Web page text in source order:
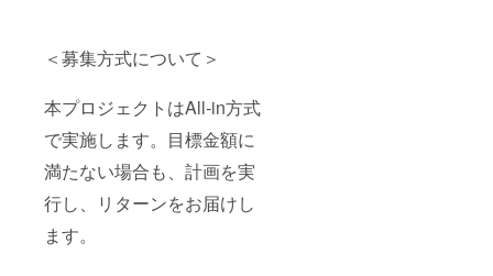
＜募集方式について＞
本プロジェクトはAll-in方式
で実施します。目標金額に
満たない場合も、計画を実
行し、リターンをお届けし
ます。